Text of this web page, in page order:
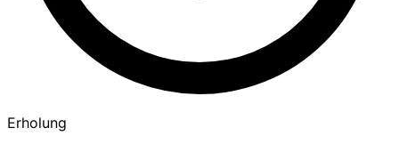
Erholung